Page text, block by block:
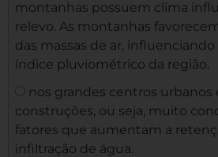
montanhas possuem clima
relevo. As montanhas
das massas de ar,
índice pluviométrico da região.
nos grandes centros
construções, ou seja, muito
fatores que aumentam a
infiltração de água.